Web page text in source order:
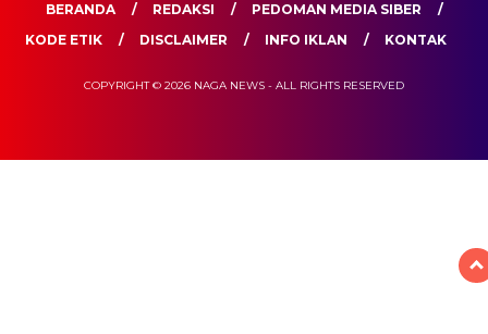
BERANDA REDAKSI
PEDOMAN MEDIA SIBER
KODE ETIK
DISCLAIMER INFO IKLAN KONTAK
COPYRIGHT © 2026 NAGA NEWS - ALL RIGHTS RESERVED